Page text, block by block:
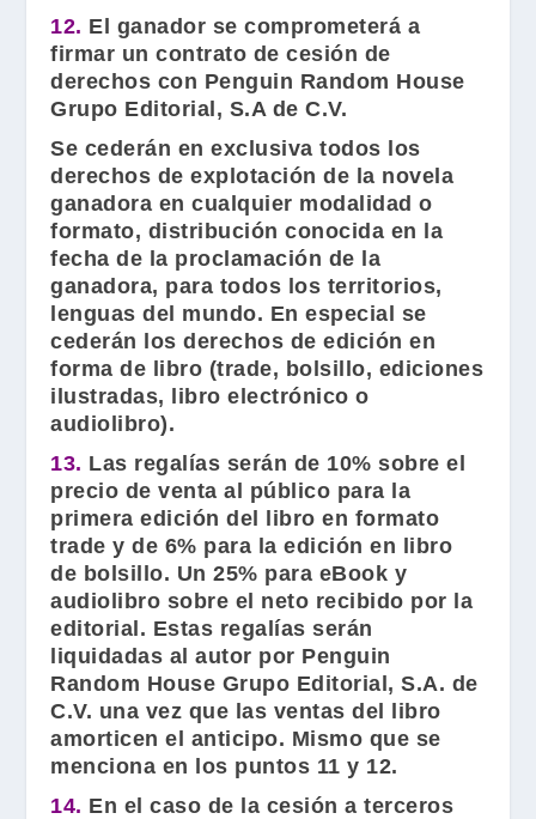
12. El ganador se comprometerá a
firmar un contrato de cesión de
derechos con Penguin Random House
Grupo Editorial, S.A de C.V.
Se cederán en exclusiva todos los
derechos de explotación de la novela
ganadora en cualquier modalidad o
formato, distribución conocida en la
fecha de la proclamación de la
ganadora, para todos los territorios,
lenguas del mundo. En especial se
cederán los derechos de edición en
forma de libro (trade, bolsillo, ediciones
ilustradas, libro electrónico o
audiolibro).
13. Las regalías serán de 10% sobre el
precio de venta al público para la
primera edición del libro en formato
trade y de 6% para la edición en libro
de bolsillo. Un 25% para eBook y
audiolibro sobre el neto recibido por la
editorial. Estas regalías serán
liquidadas al autor por Penguin
Random House Grupo Editorial, S.A. de
C.V. una vez que las ventas del libro
amorticen el anticipo. Mismo que se
menciona en los puntos 11 y 12.
14. En el caso de la cesión a terceros